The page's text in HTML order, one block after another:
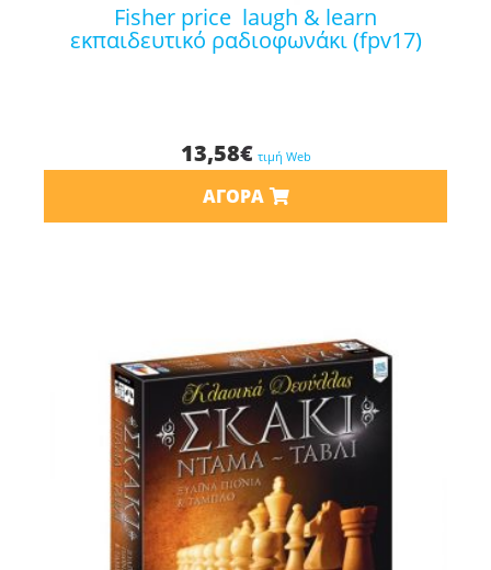
fisher price laugh & learn
εκπαιδευτικό ραδιοφωνάκι (fpv17)
13,58€ τιμή Web
ΑΓΟΡΆ